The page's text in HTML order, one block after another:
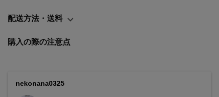
配送方法・送料
購入の際の注意点
nekonana0325